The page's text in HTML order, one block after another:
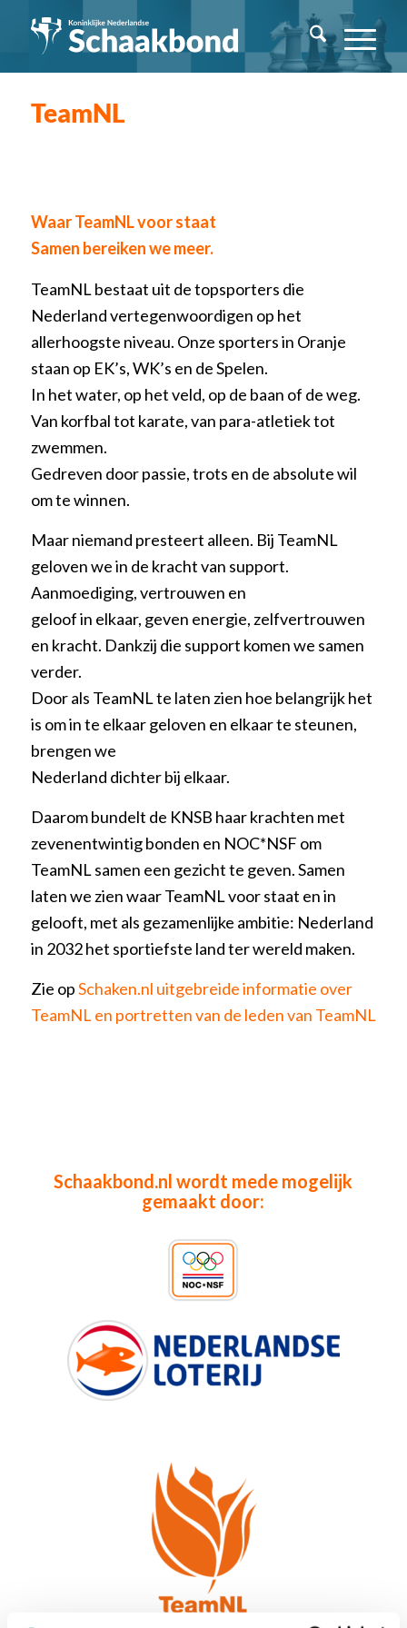
TeamNL
Waar TeamNL voor staat
Samen bereiken we meer.
TeamNL bestaat uit de topsporters die
Nederland vertegenwoordigen op het
allerhoogste niveau. Onze sporters in Oranje
staan op EK’s, WK’s en de Spelen.
In het water, op het veld, op de baan of de weg.
Van korfbal tot karate, van para-atletiek tot
zwemmen.
Gedreven door passie, trots en de absolute wil
om te winnen.
Maar niemand presteert alleen. Bij TeamNL
geloven we in de kracht van support.
Aanmoediging, vertrouwen en
geloof in elkaar, geven energie, zelfvertrouwen
en kracht. Dankzij die support komen we samen
verder.
Door als TeamNL te laten zien hoe belangrijk het
is om in te elkaar geloven en elkaar te steunen,
brengen we
Nederland dichter bij elkaar.
Daarom bundelt de KNSB haar krachten met
zevenentwintig bonden en NOC*NSF om
TeamNL samen een gezicht te geven. Samen
laten we zien waar TeamNL voor staat en in
gelooft, met als gezamenlijke ambitie: Nederland
in 2032 het sportiefste land ter wereld maken.
Zie opSchaken.nl uitgebreide informatie over
TeamNL en portretten van de leden van TeamNL
Schaakbond.nl wordt mede mogelijk
gemaakt door: